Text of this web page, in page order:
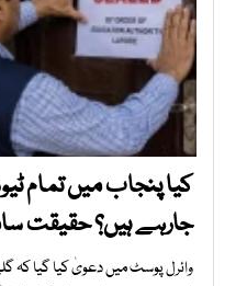
کیا پنجاب میں تمام
جارہے ہیں؟ حقیقت
وائرل پوسٹ میں دعویٰ کیا گیا کہ